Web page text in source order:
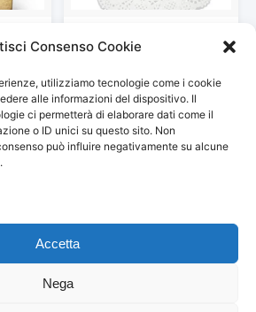
Consenso Cookie
utilizziamo tecnologie come i cookie
alle informazioni del dispositivo. Il
ci permetterà di elaborare dati come il
o ID unici su questo sito. Non
può influire negativamente su alcune
Accetta
Nega
centrino runner cake box…
Vedi storico
Retrò
di Affiliazione Amazon EU, un programma
sempre il prezzo finale su Amazon prima